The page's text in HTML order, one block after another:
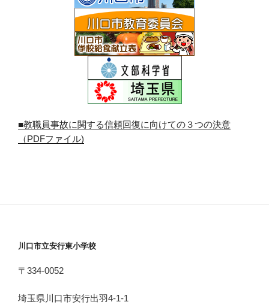
■教職員事故に関する信頼回復に向けての３つの決意
（PDFファイル)
川口市立安行東小学校
〒334-0052
埼玉県川口市安行出羽4-1-1